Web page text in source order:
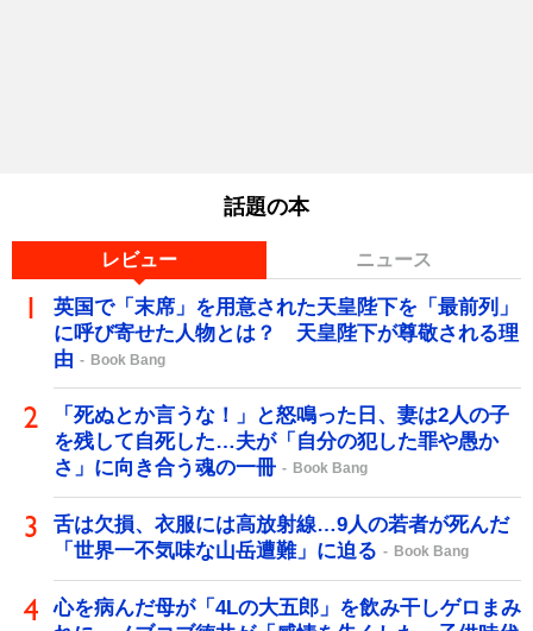
話題の本
レビュー ニュース
英国で「末席」を用意された天皇陛下を「最前列」
に呼び寄せた人物とは？ 天皇陛下が尊敬される理
由
Book Bang
「死ぬとか言うな！」と怒鳴った日、妻は2人の子
を残して自死した…夫が「自分の犯した罪や愚か
さ」に向き合う魂の一冊
Book Bang
舌は欠損、衣服には高放射線…9人の若者が死んだ
「世界一不気味な山岳遭難」に迫る
Book Bang
心を病んだ母が「4Lの大五郎」を飲み干しゲロまみ